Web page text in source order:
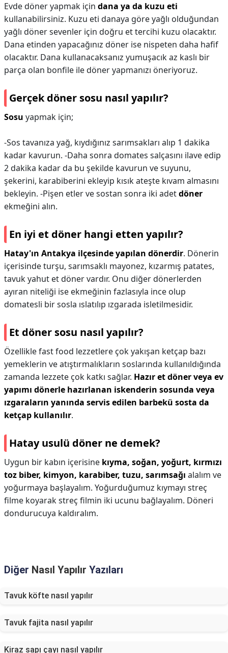
Evde döner yapmak için dana ya da kuzu eti
kullanabilirsiniz. Kuzu eti danaya göre yağlı olduğundan
yağlı döner sevenler için doğru et tercihi kuzu olacaktır.
Dana etinden yapacağınız döner ise nispeten daha hafif
olacaktır. Dana kullanacaksanız yumuşacık az kaslı bir
parça olan bonfile ile döner yapmanızı öneriyoruz.
Gerçek döner sosu nasıl yapılır?
Sosu yapmak için;
-Sos tavanıza yağ, kıydığınız sarımsakları alıp 1 dakika
kadar kavurun. -Daha sonra domates salçasını ilave edip
2 dakika kadar da bu şekilde kavurun ve suyunu,
şekerini, karabiberini ekleyip kısık ateşte kıvam almasını
bekleyin. -Pişen etler ve sostan sonra iki adetdöner
ekmeğini alın.
En iyi et döner hangi etten yapılır?
Hatay'ın Antakya ilçesinde yapılan dönerdir. Dönerin
içerisinde turşu, sarımsaklı mayonez, kızarmış patates,
tavuk yahut et döner vardır. Onu diğer dönerlerden
ayıran niteliği ise ekmeğinin fazlasıyla ince olup
domatesli bir sosla ıslatılıp ızgarada isletilmesidir.
Et döner sosu nasıl yapılır?
Özellikle fast food lezzetlere çok yakışan ketçap bazı
yemeklerin ve atıştırmalıkların soslarında kullanıldığında
zamanda lezzete çok katkı sağlar. Hazır et döner veya ev
yapımı dönerle hazırlanan iskenderin sosunda veya
ızgaraların yanında servis edilen barbekü sosta da
ketçap kullanılır.
Hatay usulü döner ne demek?
Uygun bir kabın içerisine kıyma, soğan, yoğurt, kırmızı
toz biber, kimyon, karabiber, tuzu, sarımsağı alalım ve
yoğurmaya başlayalım. Yoğurduğumuz kıymayı streç
filme koyarak streç filmin iki ucunu bağlayalım. Döneri
dondurucuya kaldıralım.
Diğer Nasıl Yapılır Yazıları
Tavuk köfte nasıl yapılır
Tavuk fajita nasıl yapılır
Kiraz sapı çayı nasıl yapılır